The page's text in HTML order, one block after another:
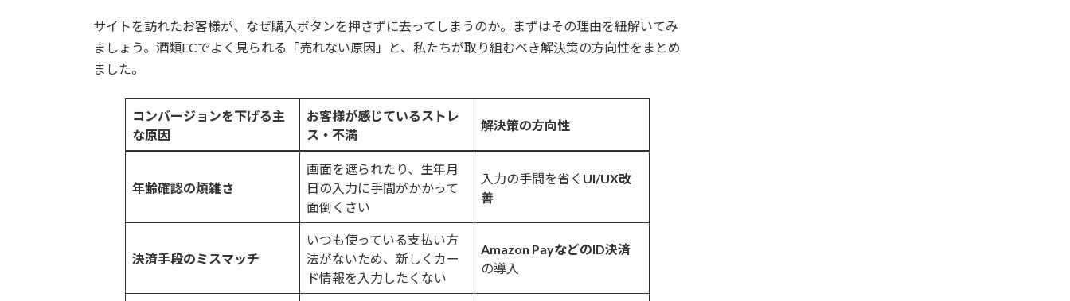
サイトを訪れたお客様が、なぜ購入ボタンを押さずに去ってしまうのか。まずはその理由を紐解いてみ
ましょう。酒類ECでよく見られる「売れない原因」と、私たちが取り組むべき解決策の方向性をまとめ
ました。
コンバージョンを下げる主
な原因
お客様が感じているストレ
ス・不満
解決策の方向性
年齢確認の煩雑さ
画面を遮られたり、生年月
日の入力に手間がかかって
面倒くさい
入力の手間を省く UI/UX改
善
決済手段のミスマッチ
いつも使っている支払い方
法がないため、新しくカー
ド情報を入力したくない
Amazon PayなどのID決済
の導入